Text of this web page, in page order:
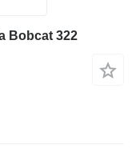
Bobcat 322